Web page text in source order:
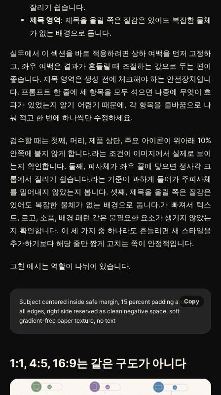
잘리기 쉽습니다.
제목 영역: 제목을 올릴 쪽은 질감은 있어도 복잡한 물체
가 없는 배경으로 둡니다.
실무에서 이 섹션을 바로 적용하려면 상하 여백을 먼저 고정하
고, 좌우 여백은 결과가 흔들릴 때 조절하는 값으로 두는 편이
좋습니다.제목 영역은 생성 전에 체크해야 하는 안전장치입니
다. 프롬프트 한 줄에 세 항목을 모두 섞으면 나중에 무엇이 효
과가 있었는지 알기 어렵기 때문에, 각 항목을 줄바꿈으로 나
눠 적고 한 번에 하나씩만 수정하세요.
검수할 때는 첫째, 머리, 제품 상단, 주요 아이콘이 위아래 10%
안쪽에 붙지 않게 합니다.라는 조건이 이미지에서 실제로 보이
는지 확인합니다. 둘째, 피사체가 좌우 끝에 닿으면 정사각 크
롭에서 잘리기 쉽습니다.라는 기준이 과하게 들어가 주피사체
를 밀어내지 않았는지 봅니다. 셋째, 제목을 올릴 쪽은 질감은
있어도 복잡한 물체가 없는 배경으로 둡니다.가 빠져서 텍스
트, 로고, 소품, 배경 패턴 같은 불필요한 요소가 생기지 않았는
지 확인합니다. 이 세 가지 중 하나라도 흔들리면 새 스타일을
추가하기보다 해당 줄만 짧게 고치는 쪽이 안정적입니다.
고친 예시는 역할이 나뉘어 있습니다.
Subject centered inside safe margin, 15 percent padding around
all edges, right side reserved as clean negative space, soft
Copy
1:1, 4:5, 16:9는 같은 구도가 아니다